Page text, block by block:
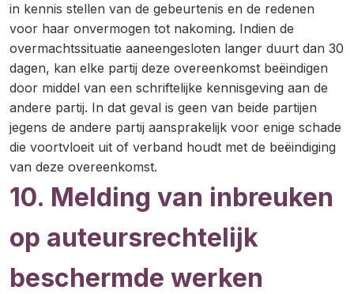
in kennis stellen van de gebeurtenis en de redenen
voor haar onvermogen tot nakoming. Indien de
overmachtssituatie aaneengesloten langer duurt dan 30
dagen, kan elke partij deze overeenkomst beëindigen
door middel van een schriftelijke kennisgeving aan de
andere partij. In dat geval is geen van beide partijen
jegens de andere partij aansprakelijk voor enige schade
die voortvloeit uit of verband houdt met de beëindiging
van deze overeenkomst.
10. Melding van inbreuken
op auteursrechtelijk
beschermde werken